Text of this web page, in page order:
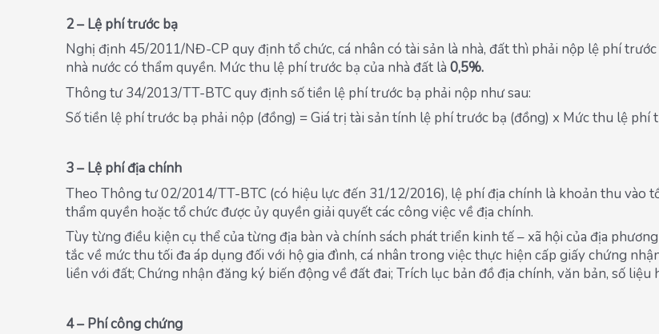
2 – Lệ phí trước bạ
Nghị định 45/2011/NĐ-CP quy định tổ chức, cá nhân có tài sản là nhà, đất thì phải nộp lệ phí
nhà nước có thẩm quyền. Mức thu lệ phí trước bạ của nhà đất là 0,5%.
Thông tư 34/2013/TT-BTC quy định số tiền lệ phí trước bạ phải nộp như sau:
Số tiền lệ phí trước bạ phải nộp (đồng) = Giá trị tài sản tính lệ phí trước bạ (đồng) x Mức thu lệ phí
3 – Lệ phí địa chính
Theo Thông tư 02/2014/TT-BTC (có hiệu lực đến 31/12/2016), lệ phí địa chính là khoản thu vào
thẩm quyền hoặc tổ chức được ủy quyền giải quyết các công việc về địa chính.
Tùy từng điều kiện cụ thể của từng địa bàn và chính sách phát triển kinh tế – xã hội của địa
tắc về mức thu tối đa áp dụng đối với hộ gia đình, cá nhân trong việc thực hiện cấp giấy chứng
liền với đất; Chứng nhận đăng ký biến động về đất đai; Trích lục bản đồ địa chính, văn bản, số liệu
4 – Phí công chứng